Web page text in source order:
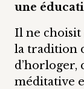
une
Il ne choisit
la tradition
d’horloger,
méditative